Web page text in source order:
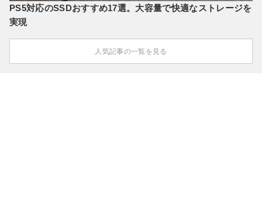
PS5対応のSSDおすすめ17選。大容量で快適なストレージを
実現
人気記事の一覧を見る